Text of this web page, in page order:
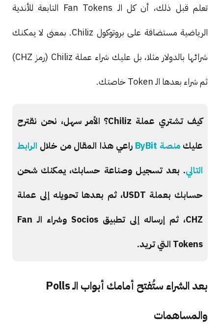
تعلم قبل ذلك، أن كل الـ Fan Tokens التابعة للأندية
الرياضية مستضافة على بروتوكول Chiliz. بمعنى لا يمكنك
شرائها بالدولار مثلا، بل عليك شراء عملة Chiliz (رمز CHZ)
ثم شراء بعدها الـ Token خاصتك.
كيف تشتري عملة Chiliz؟ الأمر سهل، نحن نقترح
عليكمنصة ByBit راعي هذا المقال من خلال الرابط
التالي. بعد تسجيل وصناعة حسابك، يمكنك شحن
حسابك بعملة USDT، ثم بعدها تحويله إلى عملة
CHZ، ثم إرساله إلى تطبيق Socios وشراء الـ Fan
Tokens التي تريد.
بعد الشراء ستُفتح أمامك أبواب الـ Polls
والمساهمات